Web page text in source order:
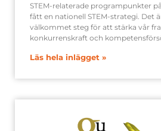
STEM-relaterade programpunkter
fått en nationell STEM-strategi. Det
välkommet steg för att stärka vår
konkurrenskraft och
Läs hela inlägget »